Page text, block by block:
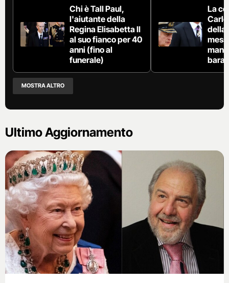
Chi è Tall Paul,
l'aiutante della
Regina Elisabetta II
al suo fianco per 40
anni (fino al
funerale)
La
della
bara
MOSTRA ALTRO
Ultimo Aggiornamento